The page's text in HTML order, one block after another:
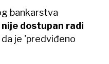
bankarstva
dostupan radi
je 'predviđeno